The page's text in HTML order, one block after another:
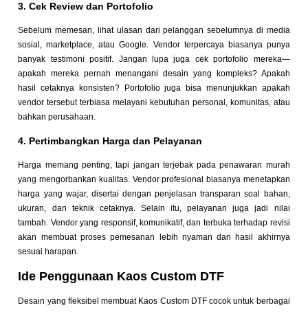
3. Cek Review dan Portofolio
Sebelum memesan, lihat ulasan dari pelanggan sebelumnya di media
sosial, marketplace, atau Google. Vendor terpercaya biasanya punya
banyak testimoni positif. Jangan lupa juga cek portofolio mereka—
apakah mereka pernah menangani desain yang kompleks? Apakah
hasil cetaknya konsisten? Portofolio juga bisa menunjukkan apakah
vendor tersebut terbiasa melayani kebutuhan personal, komunitas, atau
bahkan perusahaan.
4. Pertimbangkan Harga dan Pelayanan
Harga memang penting, tapi jangan terjebak pada penawaran murah
yang mengorbankan kualitas. Vendor profesional biasanya menetapkan
harga yang wajar, disertai dengan penjelasan transparan soal bahan,
ukuran, dan teknik cetaknya. Selain itu, pelayanan juga jadi nilai
tambah. Vendor yang responsif, komunikatif, dan terbuka terhadap revisi
akan membuat proses pemesanan lebih nyaman dan hasil akhirnya
sesuai harapan.
Ide Penggunaan Kaos Custom DTF
Desain yang fleksibel membuat Kaos Custom DTF cocok untuk berbagai